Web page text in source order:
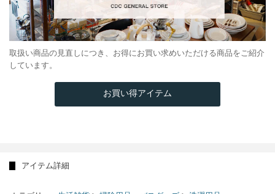
取扱い商品の見直しにつき、お得にお買い求めいただける商品をご紹介
しています。
お買い得アイテム
アイテム詳細